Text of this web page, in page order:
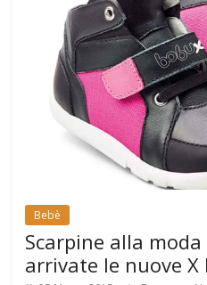
Bebè
Scarpine alla
arrivate le nuove X